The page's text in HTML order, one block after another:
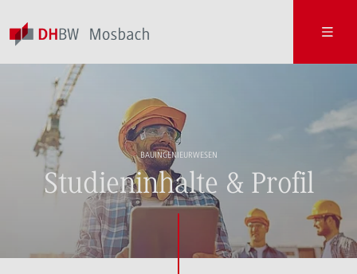
BAUINGENIEURWESEN
Studieninhalte & Profil